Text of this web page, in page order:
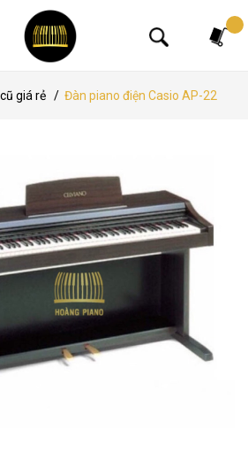
giá rẻ / Đàn piano điện Casio AP-22